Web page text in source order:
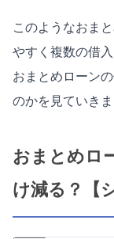
このようなおま
やすく複数の借
おまとめローン
のかを見ていきま
おまとめロ
け減る？【